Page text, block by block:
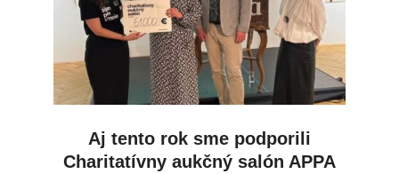
Aj tento rok sme podporili
Charitatívny aukčný salón APPA